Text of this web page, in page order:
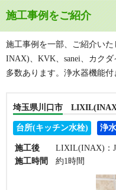
施工事例をご紹介
施工事例を一部、ご紹介い
INAX)、KVK、sanei、カク
多数あります。浄水器機能付
埼玉県川口市
台所(キッチン水栓) 浄
施工後
LIXIL(INAX)：
施工時間
約1時間